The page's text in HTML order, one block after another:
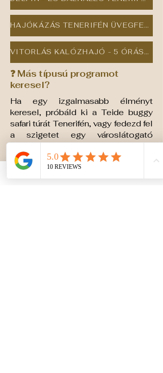
HAJÓKÁZÁS TENERIFÉN ÜVEGFENEKŰ HAJÓ FEDÉLZETÉN - 4,5 ÓRÁS
VITORLÁS KALÓZHAJÓ - 5 ÓRÁS DELFIN- ÁS BÁLNALES CSALÁDI PROGRAM TENERIFÉN
❓ Más típusú programot
keresel?
Ha egy izgalmasabb élményt
keresel, próbáld ki a Teide buggy
safari túrát Tenerifén, vagy fedezd fel
a szigetet egy városlátogató
kirándulás során. Tökéletes esti
programok közül pedig válaszd a
History show-t.